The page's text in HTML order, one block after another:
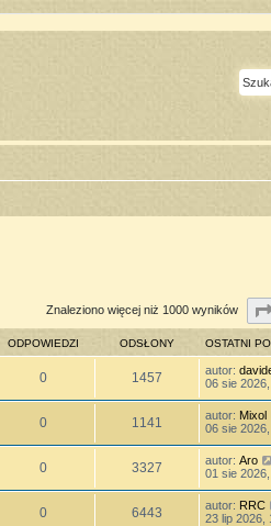
Znaleziono więcej niż 1000 wyników
ODPOWIEDZI ODSŁONY OSTATNI
0 1457 autor:
06 sie
0 1141 autor: Mixol
06 sie 2026,
0 3327 autor: Aro
01 sie 2026,
0 6443 autor: RRC
23 lip 2026,